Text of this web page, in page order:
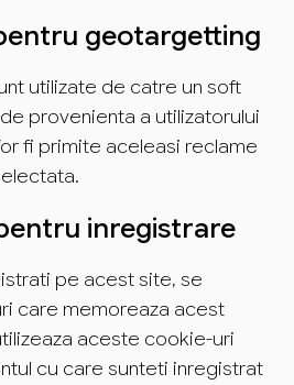
geotargetting
utilizate de catre un soft
provenienta a utilizatorului
fi primite aceleasi reclame
inregistrare
pe acest site, se
care memoreaza acest
aceste cookie-uri
cu care sunteti inregistrat